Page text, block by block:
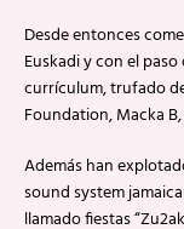
Desde entonces
Euskadi y con el
currículum, trufado
Foundation, Macka
Además han
sound system
llamado fiestas